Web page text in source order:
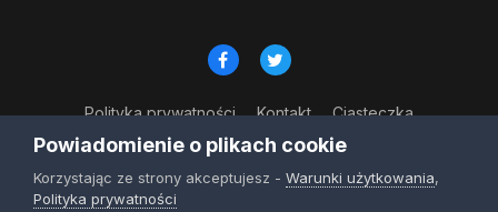
Polityka prywatności Kontakt Ciasteczka
© Copyright 2023
Powered by Invision Community
Powiadomienie o plikach cookie
Korzystając ze strony akceptujesz - Warunki użytkowania,
Polityka prywatności